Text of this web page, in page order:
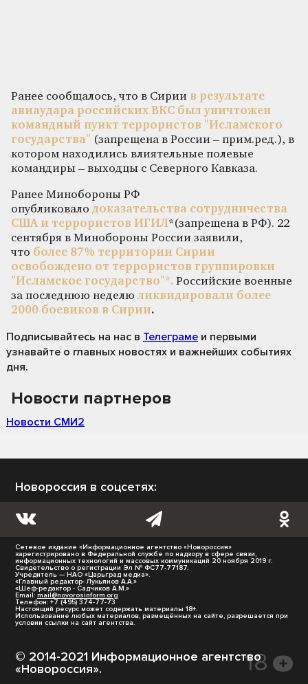
Ранее сообщалось, что в Сирии в результате
авиаудара российских ВКС был уничтожен
командный пункт террористов "Исламского
государства" (запрещена в России – прим.ред.), в
котором находились влиятельные полевые
командиры – выходцы с Северного Кавказа.
Ранее Минобороны РФ
опубликовало доказательства сотрудничества
США и террористов ИГИЛ*(запрещена в РФ). 22
сентября в Минобороны России заявили,
что более 87% территории Сирии
освобождено от террористов группировки
"Исламское государство"*. Российские военные
за последнюю неделюликвидировали более
2000 боевиков в Сирии.
Подписывайтесь на нас в Телеграме и первыми
узнавайте о главных новостях и важнейших событиях
дня.
Новости партнеров
Новости СМИ2
Новороссия в соцсетях:
Сетевое издание «Информационное агентство «Новороссия»
зарегистрировано в Федеральной службе по надзору в сфере связи,
информационных технологий и массовых коммуникаций 20 ноября 2019 г.
Свидетельство о регистрации Эл № ФС77-77187.
Учредитель — НАО «Царьград медиа».
«Главный редактор- Лукьянов А.А.»
«Шеф-редактор - Садчиков А.М.»
Email: mail@novorosinform.org
Телефон: +7 (495) 374-77-73
Настоящий ресурс может содержать материалы 18+.
Использование любых материалов, размещённых на сайте, разрешается при
условии ссылки на сайт агентства.
© 2014-2021 Информационное агентство
«Новороссия».